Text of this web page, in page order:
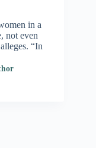
in a
not even
“In